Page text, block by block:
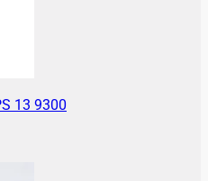
13 9300